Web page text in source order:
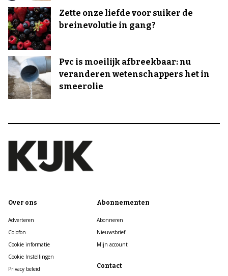
Zette onze liefde voor suiker de
breinevolutie in gang?
Pvc is moeilijk afbreekbaar: nu
veranderen wetenschappers het in
smeerolie
Over ons
Adverteren
Colofon
Cookie informatie
Cookie Instellingen
Privacy beleid
Abonnementen
Abonneren
Nieuwsbrief
Mijn account
Contact